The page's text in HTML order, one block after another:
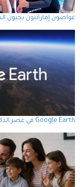
غواصون إماراتيون يحيون
Google Earth في عصر الذكاء الاصطناعي: هل نودّع حقيقة الخرائط الرقمية؟